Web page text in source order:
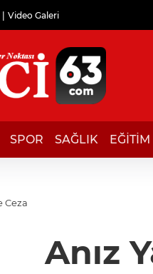
Video Galeri
SPOR SAĞLIK EĞİTİM
Ceza
Anız